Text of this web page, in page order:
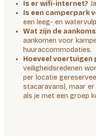
Is er wifi-internet?
Is een camperpark
een leeg- en
Wat zijn de
aankomen voor
huuraccommodaties.
Hoeveel voertuigen
veiligheidsredenen
per locatie
stacaravans), maar er
als je met een groep